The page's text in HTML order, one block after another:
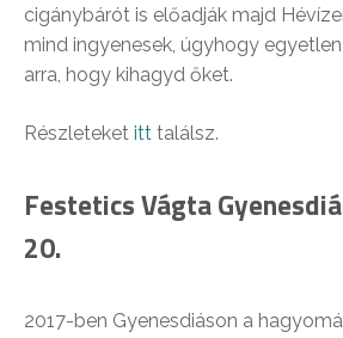
cigánybárót is előadják majd
mind ingyenesek, úgyhogy
arra, hogy kihagyd őket.
Részleteket itt találsz.
Festetics Vágta
20.
2017-ben Gyenesdiáson a